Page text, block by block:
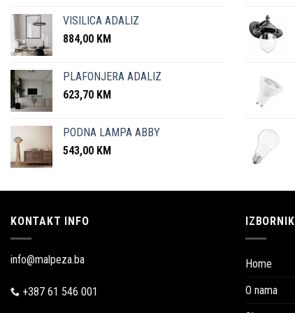
VISILICA ADALIZ
884,00 KM
PLAFONJERA ADALIZ
623,70 KM
PODNA LAMPA ABBY
543,00 KM
KONTAKT INFO
info@malpeza.ba
+387 61 546 001
IZBORNIK
Home
O nama